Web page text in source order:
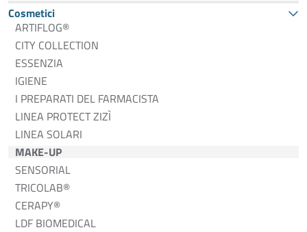
Cosmetici
ARTIFLOG®
CITY COLLECTION
ESSENZIA
IGIENE
I PREPARATI DEL FARMACISTA
LINEA PROTECT ZIZÌ
LINEA SOLARI
MAKE-UP
SENSORIAL
TRICOLAB®
CERAPY®
LDF BIOMEDICAL